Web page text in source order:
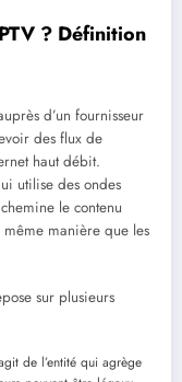
? Définition
d’un fournisseur
des flux de
haut débit.
utilise des ondes
le contenu
manière que les
sur plusieurs
de l’entité qui agrège